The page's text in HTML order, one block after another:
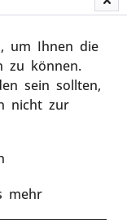
Versandkostenund
beschrieben
um Ihnen die
zu können.
sein sollten,
nicht zur
mehr